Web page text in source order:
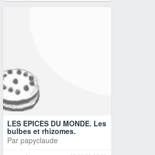
LES EPICES DU MONDE. Les
bulbes et rhizomes.
Par papyclaude